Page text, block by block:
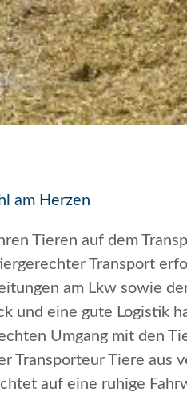
am Herzen
Tieren auf dem
Transport
am Lkw sowie
und eine gute Logistik
Umgang mit den
Transporteur Tiere aus
auf eine ruhige